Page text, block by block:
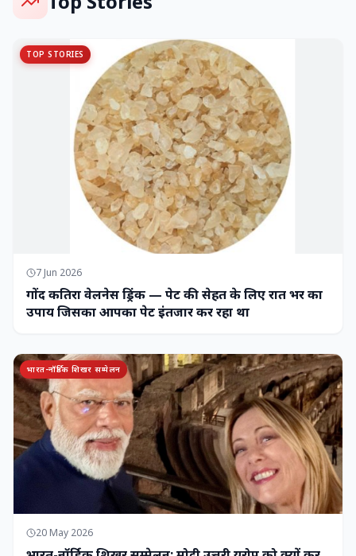
TOP STORIES
7 Jun 2026
गोंद कतिरा वेलनेस ड्रिंक — पेट की सेहत के लिए रात भर का
उपाय जिसका आपका पेट इंतजार कर रहा था
भारत-नॉर्डिक शिखर सम्मेलन
20 May 2026